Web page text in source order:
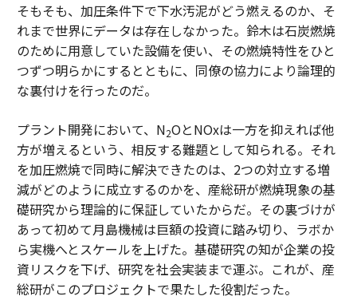
そもそも、加圧条件下で下水汚泥がどう燃えるのか、そ
れまで世界にデータは存在しなかった。鈴木は石炭燃焼
のために用意していた設備を使い、その燃焼特性をひと
つずつ明らかにするとともに、同僚の協力により論理的
な裏付けを行ったのだ。
プラント開発において、N2OとNOxは一方を抑えれば他
方が増えるという、相反する難題として知られる。それ
を加圧燃焼で同時に解決できたのは、2つの対立する増
減がどのように成立するのかを、産総研が燃焼現象の基
礎研究から理論的に保証していたからだ。その裏づけが
あって初めて月島機械は巨額の投資に踏み切り、ラボか
ら実機へとスケールを上げた。基礎研究の知が企業の投
資リスクを下げ、研究を社会実装まで運ぶ。これが、産
総研がこのプロジェクトで果たした役割だった。